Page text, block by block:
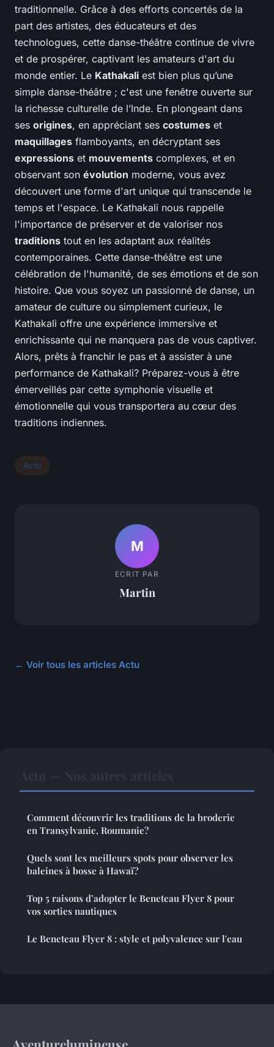
traditionnelle. Grâce à des efforts concertés de la
part des artistes, des éducateurs et des
technologues, cette danse-théâtre continue de vivre
et de prospérer, captivant les amateurs d'art du
monde entier. Le Kathakali est bien plus qu’une
simple danse-théâtre ; c'est une fenêtre ouverte sur
la richesse culturelle de l’Inde. En plongeant dans
ses origines, en appréciant ses costumes et
maquillages flamboyants, en décryptant ses
expressions et mouvements complexes, et en
observant son évolution moderne, vous avez
découvert une forme d'art unique qui transcende le
temps et l'espace. Le Kathakali nous rappelle
l'importance de préserver et de valoriser nos
traditions tout en les adaptant aux réalités
contemporaines. Cette danse-théâtre est une
célébration de l'humanité, de ses émotions et de son
histoire. Que vous soyez un passionné de danse, un
amateur de culture ou simplement curieux, le
Kathakali offre une expérience immersive et
enrichissante qui ne manquera pas de vous captiver.
Alors, prêts à franchir le pas et à assister à une
performance de Kathakali? Préparez-vous à être
émerveillés par cette symphonie visuelle et
émotionnelle qui vous transportera au cœur des
traditions indiennes.
Actu
M
ECRIT PAR
Martin
← Voir tous les articles Actu
Comment découvrir les traditions de la broderie
en Transylvanie, Roumanie?
Quels sont les meilleurs spots pour observer les
baleines à bosse à Hawaï?
Top 5 raisons d’adopter le Beneteau Flyer 8 pour
vos sorties nautiques
Le Beneteau Flyer 8 : style et polyvalence sur l'eau